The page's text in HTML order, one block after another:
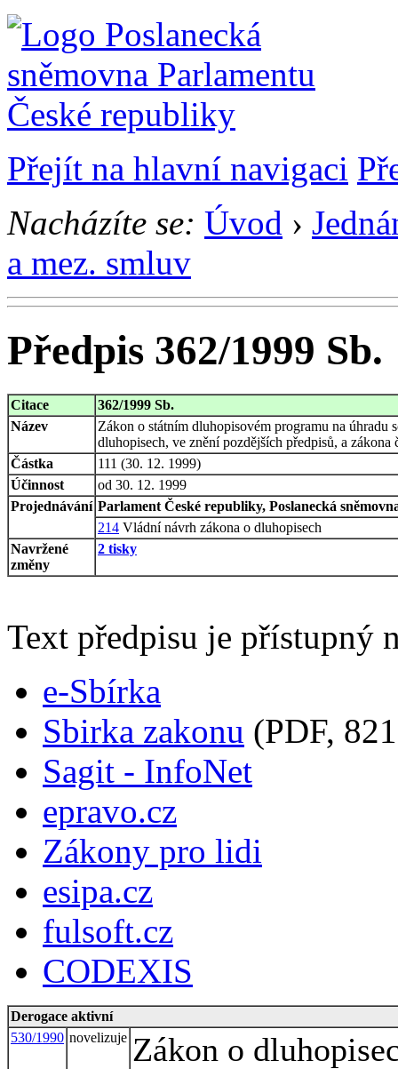
Přejít na hlavní navigaci
Nacházíte se: Úvod ›
a mez. smluv
Předpis 362/1999 Sb.
Citace
362/1999 Sb.
Název
Zákon o státním dluhopisovém programu na úhradu
dluhopisech, ve znění pozdějších předpisů, a
Částka
111 (30. 12. 1999)
Účinnost
od 30. 12. 1999
Projednávání Parlament České republiky, Poslanecká
214 Vládní návrh zákona o dluhopisech
Navržené
změny
2 tisky
Text předpisu je přístupný
e-Sbírka
Sbirka zakonu (PDF,
Sagit - InfoNet
epravo.cz
Zákony pro lidi
esipa.cz
fulsoft.cz
CODEXIS
Derogace aktivní
530/1990 novelizuje Zákon o